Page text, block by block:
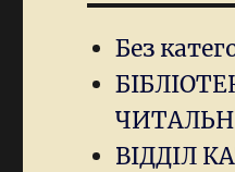
Без
ВІДДІЛ